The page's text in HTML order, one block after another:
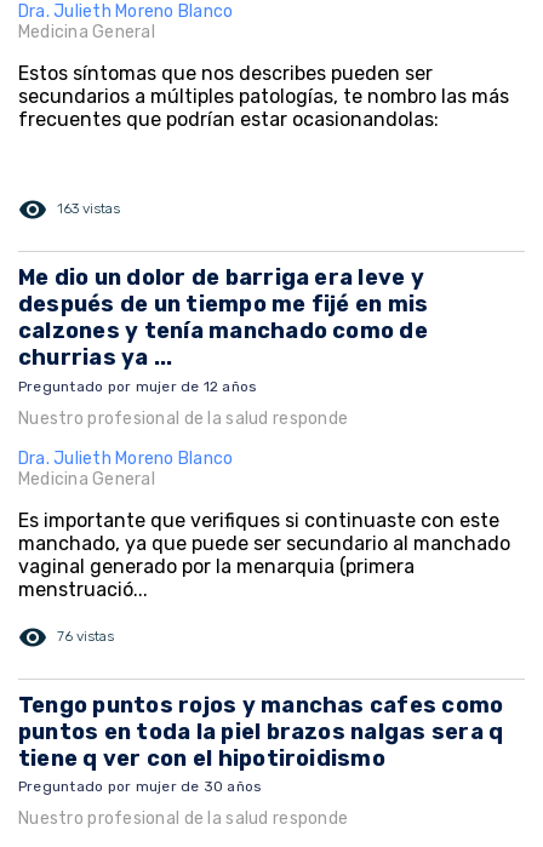
Dra. Julieth Moreno Blanco
Medicina General
Estos síntomas que nos describes pueden ser
secundarios a múltiples patologías, te nombro las más
frecuentes que podrían estar ocasionandolas:
visibility 163 vistas
Me dio un dolor de barriga era leve y
después de un tiempo me fijé en mis
calzones y tenía manchado como de
churrias ya ...
Preguntado por mujer de 12 años
Nuestro profesional de la salud responde
Dra. Julieth Moreno Blanco
Medicina General
Es importante que verifiques si continuaste con este
manchado, ya que puede ser secundario al manchado
vaginal generado por la menarquia (primera
menstruació...
visibility 76 vistas
Tengo puntos rojos y manchas cafes como
puntos en toda la piel brazos nalgas sera q
tiene q ver con el hipotiroidismo
Preguntado por mujer de 30 años
Nuestro profesional de la salud responde